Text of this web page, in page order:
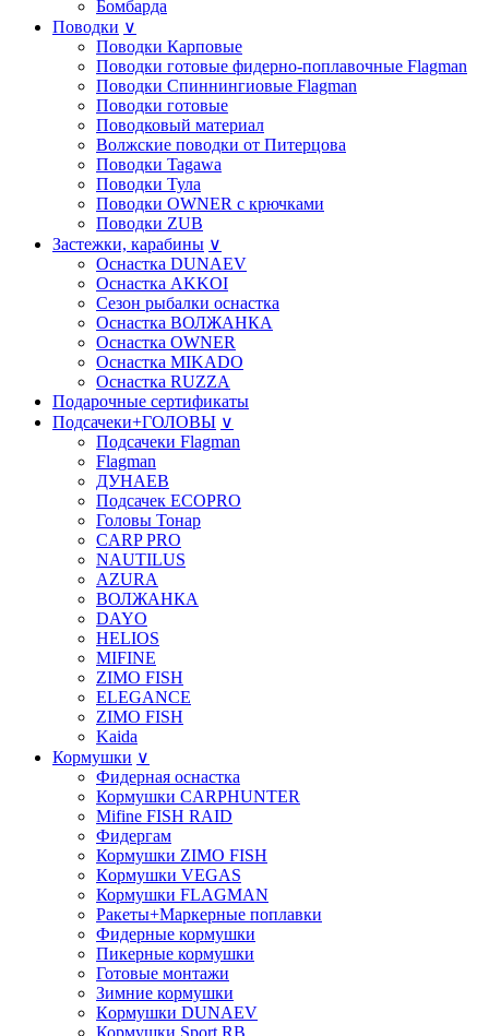
Бомбарда
Поводки ∨
Поводки Карповые
Поводки готовые фидерно-поплавочные Flagman
Поводки Спиннингиовые Flagman
Поводки готовые
Поводковый материал
Волжские поводки от Питерцова
Поводки Tagawa
Поводки Тула
Поводки OWNER с крючками
Поводки ZUB
Застежки, карабины ∨
Оснастка DUNAEV
Оснастка AKKOI
Сезон рыбалки оснастка
Оснастка ВОЛЖАНКА
Оснастка OWNER
Оснастка MIKADO
Оснастка RUZZA
Подарочные сертификаты
Подсачеки+ГОЛОВЫ ∨
Подсачеки Flagman
Flagman
ДУНАЕВ
Подсачек ECOPRO
Головы Тонар
CARP PRO
NAUTILUS
AZURA
ВОЛЖАНКА
DAYO
HELIOS
MIFINE
ZIMO FISH
ELEGANCE
ZIMO FISH
Kaida
Кормушки ∨
Фидерная оснастка
Кормушки CARPHUNTER
Mifine FISH RAID
Фидергам
Кормушки ZIMO FISH
Кoрмушки VEGAS
Кормушки FLAGMAN
Ракеты+Маркерные поплавки
Фидерные кормушки
Пикерные кормушки
Готовые монтажи
Зимние кормушки
Кoрмушки DUNAEV
Кормушки Sport RB